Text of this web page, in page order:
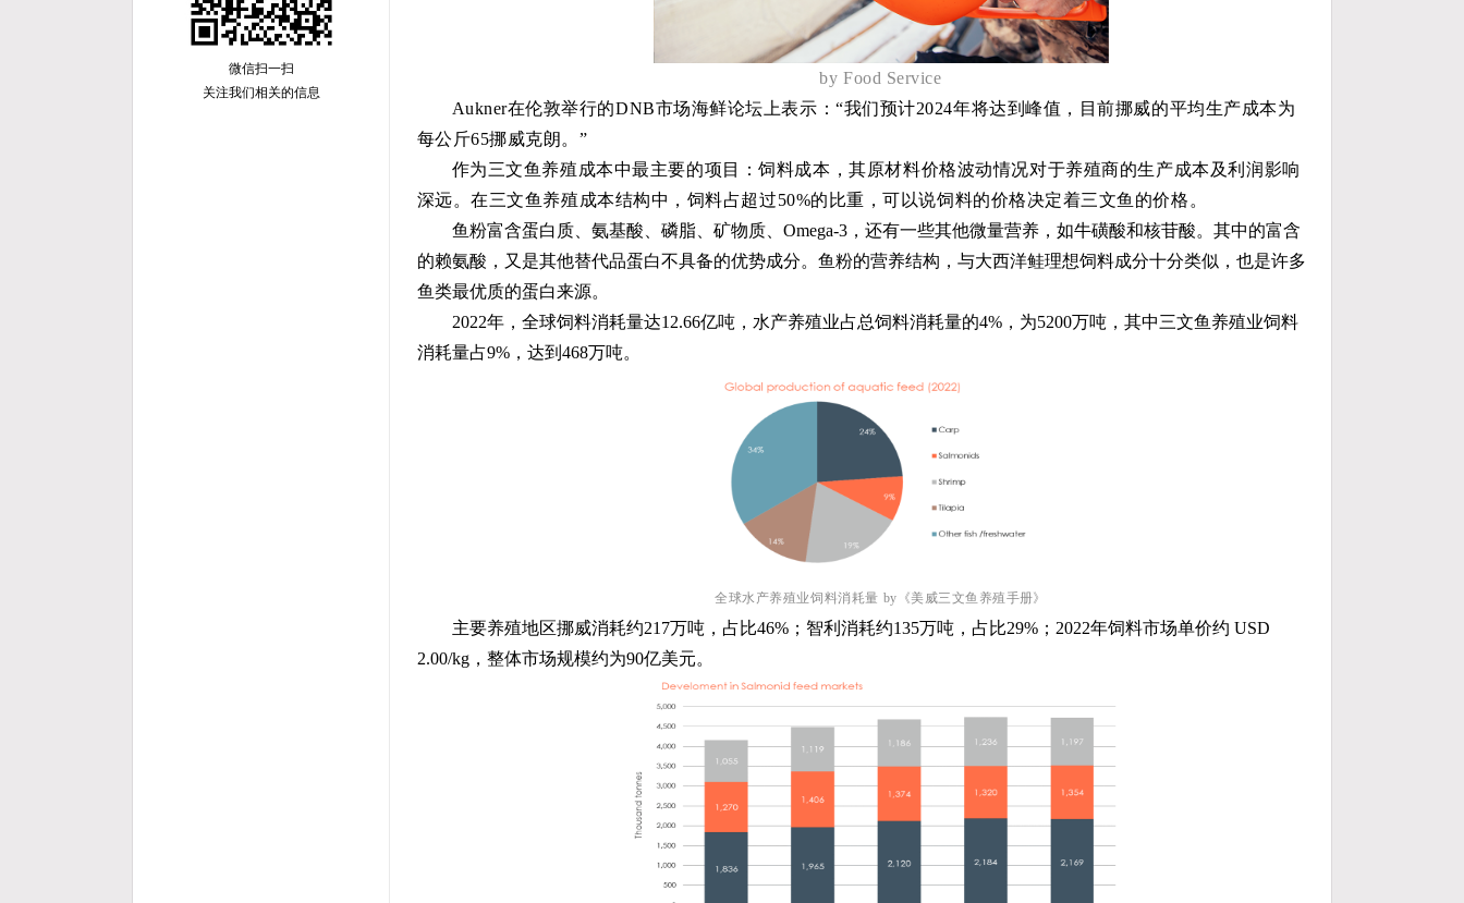
微信扫一扫
关注我们相关的信息
by Food Service
Aukner在伦敦举行的DNB市场海鲜论坛上表示：“我们预计2024年将达到峰值，目前挪威的平均生产成本为
每公斤65挪威克朗。”
作为三文鱼养殖成本中最主要的项目：饲料成本，其原材料价格波动情况对于养殖商的生产成本及利润影响
深远。在三文鱼养殖成本结构中，饲料占超过50%的比重，可以说饲料的价格决定着三文鱼的价格。
鱼粉富含蛋白质、氨基酸、磷脂、矿物质、Omega-3，还有一些其他微量营养，如牛磺酸和核苷酸。其中的富含
的赖氨酸，又是其他替代品蛋白不具备的优势成分。鱼粉的营养结构，与大西洋鲑理想饲料成分十分类似，也是许多
鱼类最优质的蛋白来源。
2022年，全球饲料消耗量达12.66亿吨，水产养殖业占总饲料消耗量的4%，为5200万吨，其中三文鱼养殖业饲料
消耗量占9%，达到468万吨。
全球水产养殖业饲料消耗量 by 《美威三文鱼养殖手册》
主要养殖地区挪威消耗约217万吨，占比46%；智利消耗约135万吨，占比29%；2022年饲料市场单价约 USD
2.00/kg，整体市场规模约为90亿美元。